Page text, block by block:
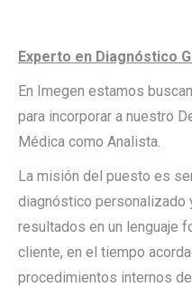
Experto en Diagnóstico
En Imegen estamos
para incorporar a nuestro
Médica como Analista.
La misión del puesto es
diagnóstico personalizado
resultados en un lenguaje
cliente, en el tiempo
procedimientos internos